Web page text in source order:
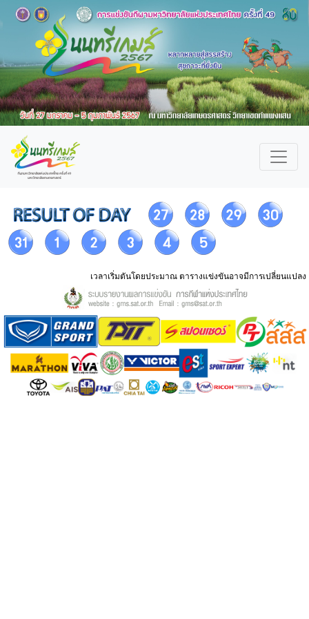
เวลาเริ่มตันโดยประมาณ ตารางแข่งขันอาจมีการเปลี่ยนแปลง